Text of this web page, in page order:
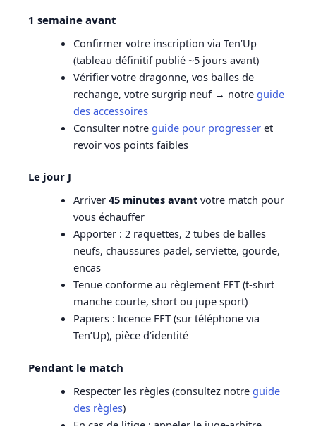
1 semaine avant
Confirmer votre inscription via Ten’Up
(tableau définitif publié ~5 jours avant)
Vérifier votre dragonne, vos balles de
rechange, votre surgrip neuf → notre guide
des accessoires
Consulter notre guide pour progresseret
revoir vos points faibles
Le jour J
Arriver 45 minutes avantvotre match pour
vous échauffer
Apporter : 2 raquettes, 2 tubes de balles
neufs, chaussures padel, serviette, gourde,
encas
Tenue conforme au règlement FFT (t-shirt
manche courte, short ou jupe sport)
Papiers : licence FFT (sur téléphone via
Ten’Up), pièce d’identité
Pendant le match
Respecter les règles (consultez notre guide
des règles)